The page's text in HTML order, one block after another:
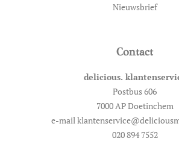
Nieuwsbrief
Contact
delicious.
Postbus 606
7000 AP Doetinchem
e-mail
020 894 7552